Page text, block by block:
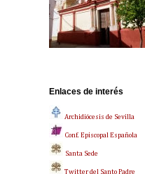
Enlaces de interés
Archidiócesis de Sevilla
Conf. Episcopal Española
Santa Sede
Twitter del Santo Padre